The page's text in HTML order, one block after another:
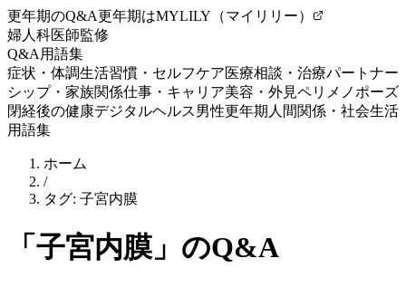
更年期のQ&A更年期はMYLILY（マイリリー）
婦人科医師監修
Q&A 用語集
症状・体調生活習慣・セルフケア医療相談・治療パートナー
シップ・家族関係仕事・キャリア美容・外見ペリメノポーズ
閉経後の健康デジタルヘルス男性更年期 人間関係・社会生活
用語集
ホーム
/
タグ: 子宮内膜
「 子宮内膜」のQ&A